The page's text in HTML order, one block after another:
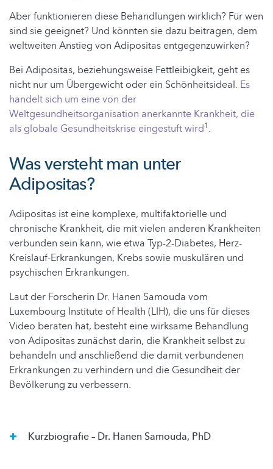
Aber funktionieren diese Behandlungen wirklich? Für wen
sind sie geeignet? Und könnten sie dazu beitragen, dem
weltweiten Anstieg von Adipositas entgegenzuwirken?
Bei Adipositas, beziehungsweise Fettleibigkeit, geht es
nicht nur um Übergewicht oder ein Schönheitsideal. Es
handelt sich um eine von der
Weltgesundheitsorganisation anerkannte Krankheit, die
als globale Gesundheitskrise eingestuft wird1.
Was versteht man unter
Adipositas?
Adipositas ist eine komplexe, multifaktorielle und
chronische Krankheit, die mit vielen anderen Krankheiten
verbunden sein kann, wie etwa Typ-2-Diabetes, Herz-
Kreislauf-Erkrankungen, Krebs sowie muskulären und
psychischen Erkrankungen.
Laut der Forscherin Dr. Hanen Samouda vom
Luxembourg Institute of Health (LIH), die uns für dieses
Video beraten hat, besteht eine wirksame Behandlung
von Adipositas zunächst darin, die Krankheit selbst zu
behandeln und anschließend die damit verbundenen
Erkrankungen zu verhindern und die Gesundheit der
Bevölkerung zu verbessern.
Kurzbiografie – Dr. Hanen Samouda, PhD